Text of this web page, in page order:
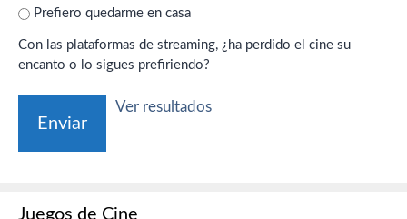
Prefiero quedarme en casa
Con las plataformas de streaming, ¿ha perdido el cine su
encanto o lo sigues prefiriendo?
Ver resultados
Juegos de Cine